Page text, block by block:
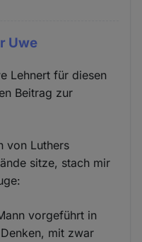
Uwe
Lehnert für diesen
Beitrag zur
von Luthers
sitze, stach mir
vorgeführt in
mit zwar